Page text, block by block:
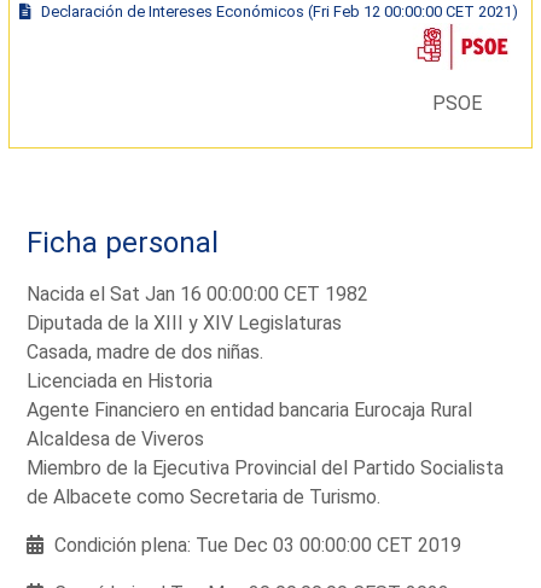
Declaración de Intereses Económicos (Fri Feb 12 00:00:00 CET 2021)
PSOE
Ficha personal
Nacida el Sat Jan 16 00:00:00 CET 1982
Diputada de la XIII y XIV Legislaturas
Casada, madre de dos niñas.
Licenciada en Historia
Agente Financiero en entidad bancaria Eurocaja Rural
Alcaldesa de Viveros
Miembro de la Ejecutiva Provincial del Partido Socialista
de Albacete como Secretaria de Turismo.
Condición plena: Tue Dec 03 00:00:00 CET 2019